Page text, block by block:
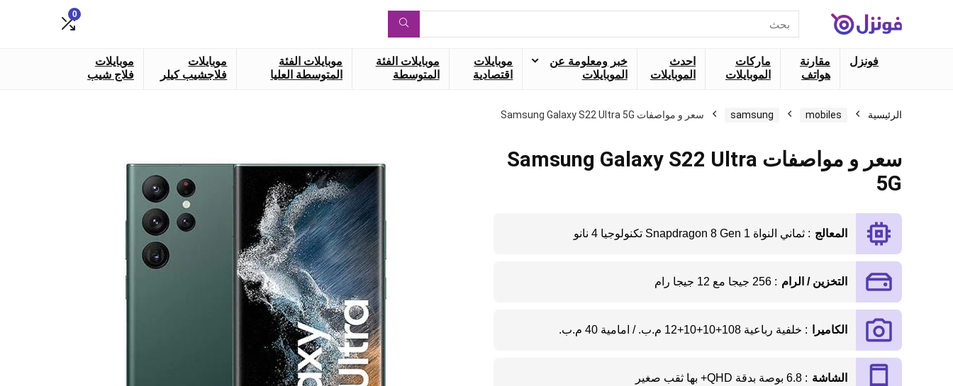
عن:
0
فونزل
مقارنة
هواتف
ماركات
الموبايلات
احدث
الموبايلات
خبر ومعلومة عن
الموبايلات
موبايلات
اقتصادية
موبايلات الفئة
المتوسطة
موبايلات الفئة
المتوسطة العليا
موبايلات
فلاجشيب كيلر
موبايلات
فلاج شيب
الرئيسية mobiles
samsung سعر و مواصفات Samsung Galaxy S22 Ultra 5G
سعر و مواصفات Samsung Galaxy S22 Ultra
5G
المعالج : ثماني النواة Snapdragon 8 Gen 1 تكنولوجيا 4 نانو
التخزين / الرام : 256 جيجا مع 12 جيجا رام
الكاميرا : خلفية رباعية 108+10+10+12 م.ب. / امامية 40 م.ب.
الشاشة : 6.8 بوصة بدقة QHD+ بها ثقب صغير